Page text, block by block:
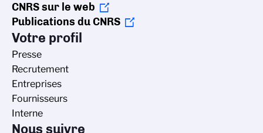
CNRS sur le web
Publications du CNRS
Votre profil
Presse
Recrutement
Entreprises
Fournisseurs
Interne
Nous suivre